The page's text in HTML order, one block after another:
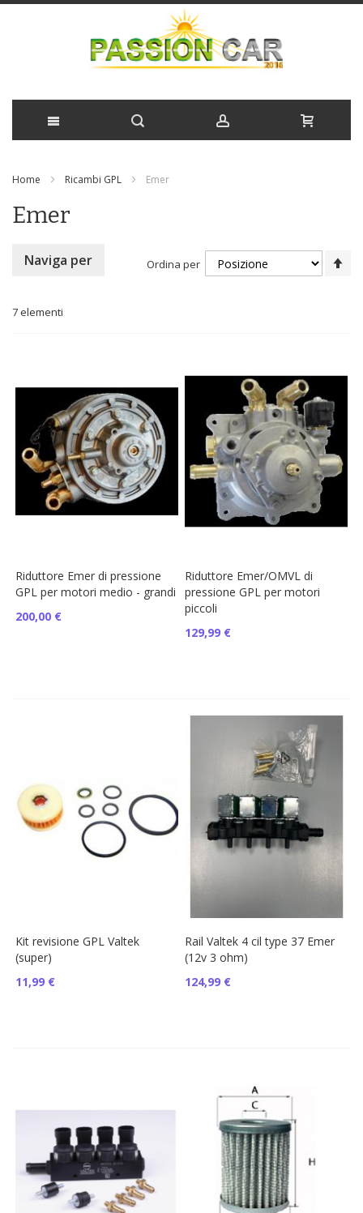
contenuto
Home Ricambi GPL Emer
Emer
7elementi
Ordina per
Riduttore Emer di pressione
GPL per motori medio - grandi
200,00 €
Riduttore Emer/OMVL di
pressione GPL per motori
piccoli
129,99 €
Kit revisione GPL Valtek
(super)
11,99 €
Rail Valtek 4 cil type 37 Emer
(12v 3 ohm)
124,99 €
Naviga per